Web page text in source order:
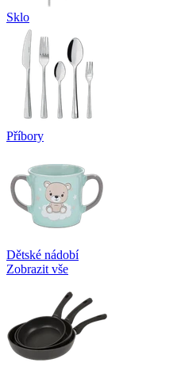
Sklo
Příbory
Dětské nádobí
Zobrazit vše